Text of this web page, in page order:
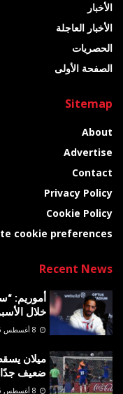
الأخبار
الأخبار العاجلة
الحصريات
الصفحة الأولى
Sitemap
About
Advertise
Contact
Privacy Policy
Cookie Policy
cookie preferences
Recent News
أموريم:
خلال
ميلان
ضعيف جدًا